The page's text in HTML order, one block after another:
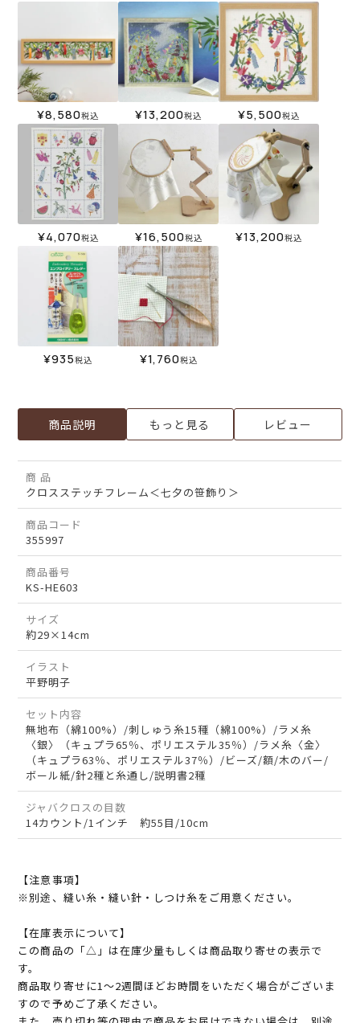
¥8,580税込 ¥13,200税込 ¥5,500税込
¥4,070税込 ¥16,500税込 ¥13,200税込
¥935税込 ¥1,760税込
商品説明 もっと見る レビュー
商 品
クロスステッチフレーム＜七夕の笹飾り＞
商品コード
355997
商品番号
KS-HE603
サイズ
約29×14cm
イラスト
平野明子
セット内容
無地布（綿100%）/刺しゅう糸15種（綿100%）/ラメ糸
〈銀〉（キュプラ65％、ポリエステル35％）/ラメ糸〈金〉
（キュプラ63％、ポリエステル37％）/ビーズ/額/木のバー/
ボール紙/針2種と糸通し/説明書2種
ジャバクロスの目数
14カウント/1インチ 約55目/10cm
【注意事項】
※別途、縫い糸・縫い針・しつけ糸をご用意ください。
【在庫表示について】
この商品の「△」は在庫少量もしくは商品取り寄せの表示で
す。
商品取り寄せに1～2週間ほどお時間をいただく場合がございま
すので予めご了承ください。